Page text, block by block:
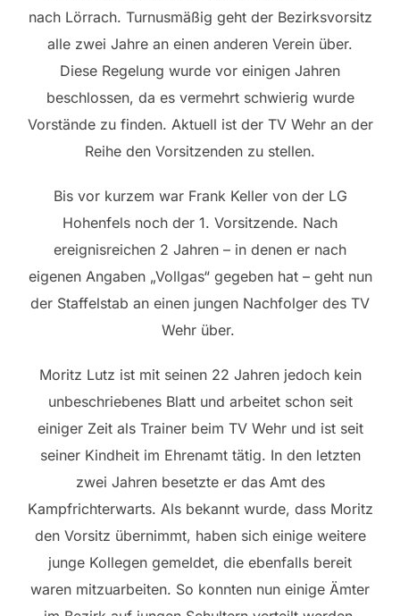
nach Lörrach. Turnusmäßig geht der Bezirksvorsitz
alle zwei Jahre an einen anderen Verein über.
Diese Regelung wurde vor einigen Jahren
beschlossen, da es vermehrt schwierig wurde
Vorstände zu finden. Aktuell ist der TV Wehr an der
Reihe den Vorsitzenden zu stellen.
Bis vor kurzem war Frank Keller von der LG
Hohenfels noch der 1. Vorsitzende. Nach
ereignisreichen 2 Jahren – in denen er nach
eigenen Angaben „Vollgas“ gegeben hat – geht nun
der Staffelstab an einen jungen Nachfolger des TV
Wehr über.
Moritz Lutz ist mit seinen 22 Jahren jedoch kein
unbeschriebenes Blatt und arbeitet schon seit
einiger Zeit als Trainer beim TV Wehr und ist seit
seiner Kindheit im Ehrenamt tätig. In den letzten
zwei Jahren besetzte er das Amt des
Kampfrichterwarts. Als bekannt wurde, dass Moritz
den Vorsitz übernimmt, haben sich einige weitere
junge Kollegen gemeldet, die ebenfalls bereit
waren mitzuarbeiten. So konnten nun einige Ämter